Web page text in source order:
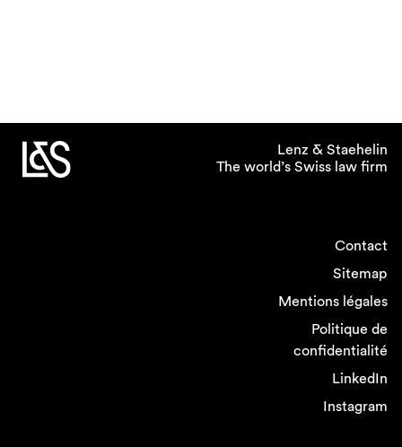
Lenz & Staehelin
The world’s Swiss law firm
Contact
Sitemap
Mentions légales
Politique de
confidentialité
LinkedIn
Instagram